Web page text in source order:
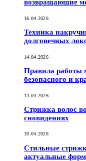
возвращающие
16.04.2026
Техника
долговечных
14.04.2026
Правила работы
безопасного и
14.04.2026
Стрижка волос
сновидениях
10.04.2026
Стильные
актуальные